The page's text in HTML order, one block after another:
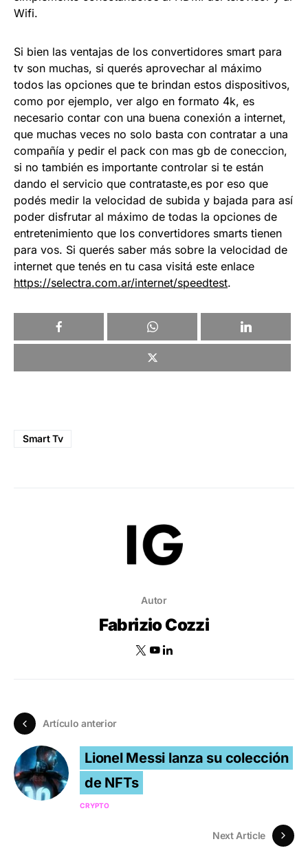
Wifi.
Si bien las ventajas de los convertidores smart para
tv son muchas, si querés aprovechar al máximo
todos las opciones que te brindan estos dispositivos,
como por ejemplo, ver algo en formato 4k, es
necesario contar con una buena conexión a internet,
que muchas veces no solo basta con contratar a una
compañía y pedir el pack con mas gb de coneccion,
si no también es importante controlar si te están
dando el servicio que contrataste,es por eso que
podés medir la velocidad de subida y bajada para así
poder disfrutar al máximo de todas la opciones de
entretenimiento que los convertidores smarts tienen
para vos. Si querés saber más sobre la velocidad de
internet que tenés en tu casa visitá este enlace
https://selectra.com.ar/internet/speedtest.
Smart Tv
Autor
Fabrizio Cozzi
Artículo anterior
Lionel Messi lanza su colección
de NFTs
CRYPTO
Next Article